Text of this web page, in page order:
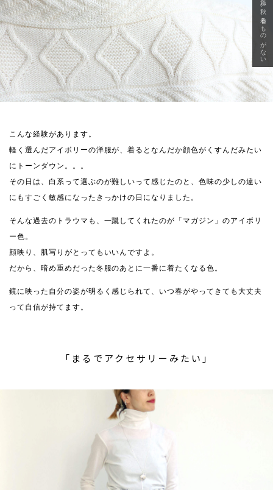
こんな経験があります。
軽く選んだアイボリーの洋服が、着るとなんだか顔色がくすんだみたい
にトーンダウン。。。
その日は、白系って選ぶのが難しいって感じたのと、色味の少しの違い
にもすごく敏感になったきっかけの日になりました。
そんな過去のトラウマも、一蹴してくれたのが「マガジン」のアイボリ
ー色。
顔映り、肌写りがとってもいいんですよ。
だから、暗め重めだった冬服のあとに一番に着たくなる色。
鏡に映った自分の姿が明るく感じられて、いつ春がやってきても大丈夫
って自信が持てます。
「まるでアクセサリーみたい」
急に秋、着るものがない